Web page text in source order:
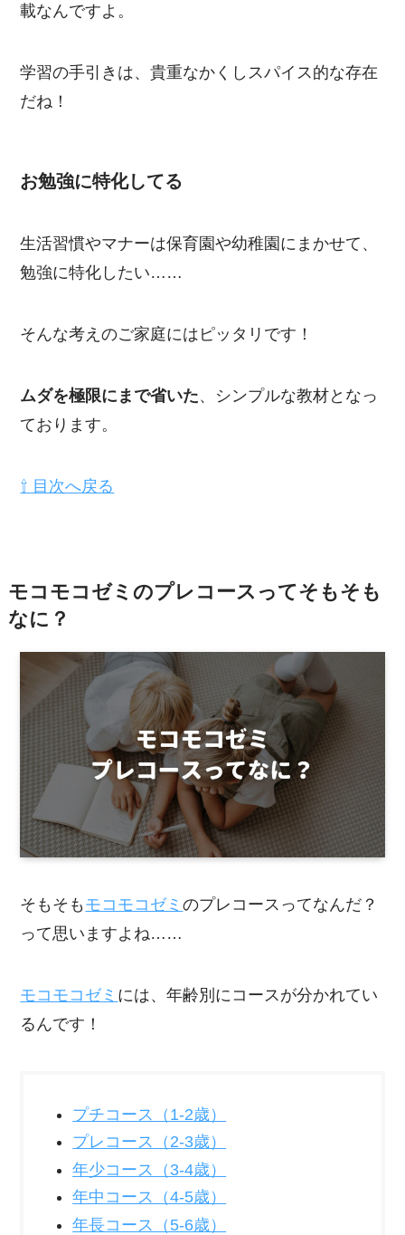
載なんですよ。
学習の手引きは、貴重なかくしスパイス的な存在
だね！
お勉強に特化してる
生活習慣やマナーは保育園や幼稚園にまかせて、
勉強に特化したい……
そんな考えのご家庭にはピッタリです！
ムダを極限にまで省いた、シンプルな教材となっ
ております。
⇧ 目次へ戻る
モコモコゼミのプレコースってそもそも
なに？
そもそも モコモコゼミのプレコースってなんだ？
って思いますよね……
モコモコゼミ には、年齢別にコースが分かれてい
るんです！
プチコース（1-2歳）
プレコース（2-3歳）
年少コース（3-4歳）
年中コース（4-5歳）
年長コース（5-6歳）